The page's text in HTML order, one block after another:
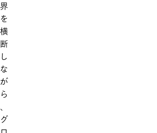
界
を
横
断
し
な
が
ら
、
グ